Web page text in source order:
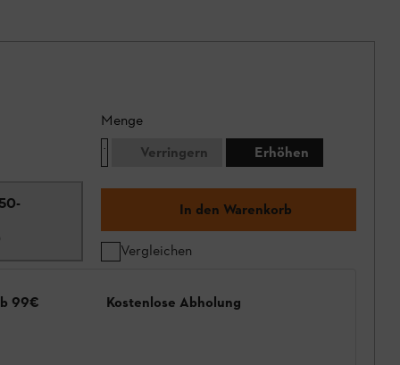
Menge
Verringern
Erhöhen
In den Warenkorb
Vergleichen
99€ Kostenlose Abholung